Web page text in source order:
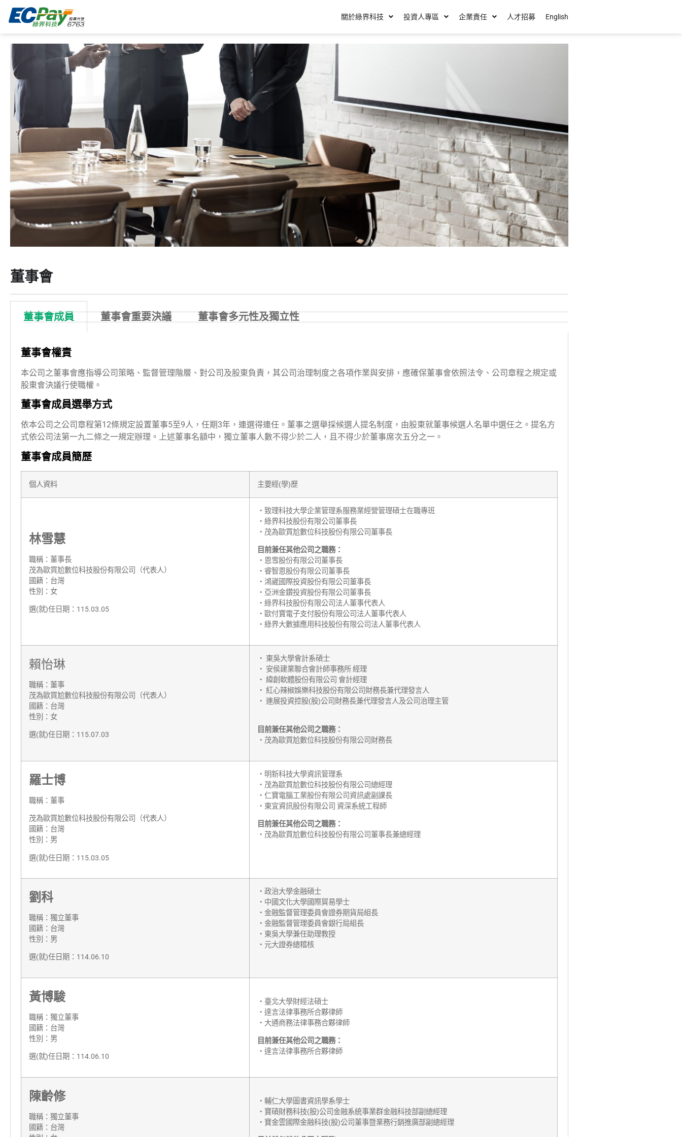
關於綠界科技 投資人專區 企業責任 人才招募 English
董事會
董事會成員 董事會重要決議 董事會多元性及獨立性
董事會權責
本公司之董事會應指導公司策略、監督管理階層、對公司及股東負責，其公司治理制度之各項作業與安排，應確保董事會依照法令、公司章程之規定或
股東會決議行使職權。
董事會成員選舉方式
依本公司之公司章程第12條規定設置董事5至9人，任期3年，連選得連任。董事之選舉採候選人提名制度，由股東就董事候選人名單中選任之。提名方
式依公司法第一九二條之一規定辦理。上述董事名額中，獨立董事人數不得少於二人，且不得少於董事席次五分之一。
董事會成員簡歷
個人資料 主要經(學)歷
林雪慧
職稱：董事長
茂為歐買尬數位科技股份有限公司（代表人）
國籍：台灣
性別：女
選(就)任日期：115.03.05
‧致理科技大學企業管理系服務業經營管理碩士在職專班
‧綠界科技股份有限公司董事長
‧茂為歐買尬數位科技股份有限公司董事長
目前兼任其他公司之職務：
‧恩雪股份有限公司董事長
‧睿智恩股份有限公司董事長
‧鴻崴國際投資股份有限公司董事長
‧亞洲金鑽投資股份有限公司董事長
‧綠界科技股份有限公司法人董事代表人
‧歐付寶電子支付股份有限公司法人董事代表人
‧綠界大數據應用科技股份有限公司法人董事代表人
賴怡琳
職稱：董事
茂為歐買尬數位科技股份有限公司（代表人）
國籍：台灣
性別：女
選(就)任日期：115.07.03
‧ 東吳大學會計系碩士
‧ 安侯建業聯合會計師事務所 經理
‧ 緯創軟體股份有限公司 會計經理
‧ 紅心辣椒娛樂科技股份有限公司財務長兼代理發言人
‧ 連展投資控股(股)公司財務長兼代理發言人及公司治理主管
目前兼任其他公司之職務：
‧茂為歐買尬數位科技股份有限公司財務長
羅士博
職稱：董事
茂為歐買尬數位科技股份有限公司（代表人）
國籍：台灣
性別：男
選(就)任日期：115.03.05
‧明新科技大學資訊管理系
‧茂為歐買尬數位科技股份有限公司總經理
‧仁寶電腦工業股份有限公司資訊處副課長
‧東宜資訊股份有限公司 資深系統工程師
目前兼任其他公司之職務：
‧茂為歐買尬數位科技股份有限公司董事長兼總經理
劉科
職稱：獨立董事
國籍：台灣
性別：男
選(就)任日期：114.06.10
‧政治大學金融碩士
‧中國文化大學國際貿易學士
‧金融監督管理委員會證券期貨局組長
‧金融監督管理委員會銀行局組長
‧東吳大學兼任助理教授
‧ 元大證券總稽核
黃博駿
職稱：獨立董事
國籍：台灣
性別：男
選(就)任日期：114.06.10
‧ 臺北大學財經法碩士
‧ 達言法律事務所合夥律師
‧ 大通商務法律事務合夥律師
目前兼任其他公司之職務：
‧達言法律事務所合夥律師
陳齡修
職稱：獨立董事
國籍：台灣
‧ 輔仁大學圖書資訊學系學士
‧ 寶碩財務科技(股)公司金融系統事業群金融科技部副總經理
‧ 寶金雲國際金融科技(股)公司董事暨業務行銷推廣部副總經理